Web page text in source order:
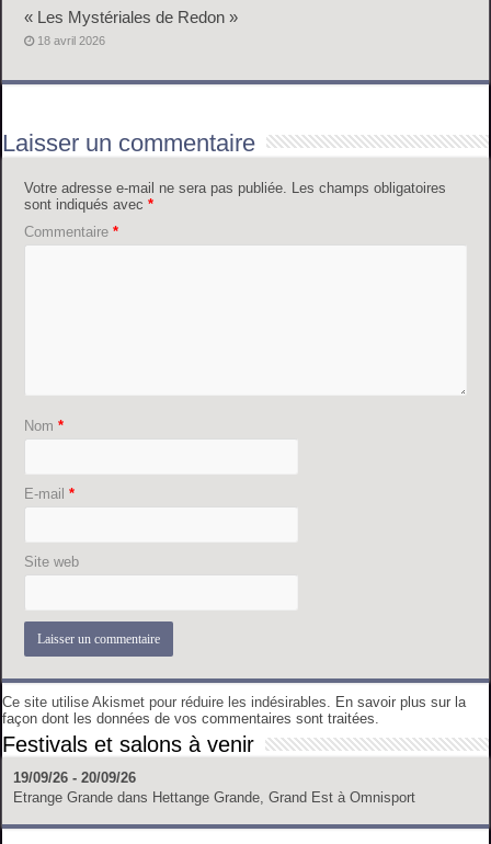
« Les Mystériales de Redon »
18 avril 2026
Laisser un commentaire
Votre adresse e-mail ne sera pas publiée. Les champs obligatoires
sont indiqués avec*
Commentaire*
Nom*
E-mail*
Site web
Ce site utilise Akismet pour réduire les indésirables. En savoir plus sur la
façon dont les données de vos commentaires sont traitées.
Festivals et salons à venir
19/09/26 - 20/09/26
Etrange Grande dans Hettange Grande, Grand Est à Omnisport